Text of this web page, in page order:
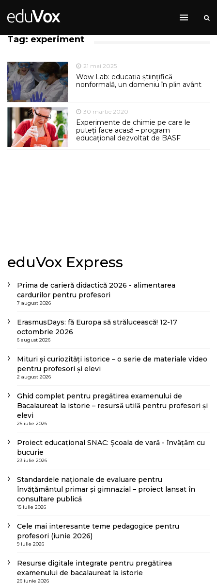
Tag: experiment
21 mai 2025
Wow Lab: educația științifică
nonformală, un domeniu în plin avânt
30 martie 2020
Experimente de chimie pe care le
puteți face acasă – program
educațional dezvoltat de BASF
eduVox Express
Prima de carieră didactică 2026 - alimentarea
cardurilor pentru profesori
7 august 2026
ErasmusDays: fă Europa să strălucească! 12-17
octombrie 2026
6 august 2026
Mituri și curiozități istorice – o serie de materiale video
pentru profesori și elevi
2 august 2026
Ghid complet pentru pregătirea examenului de
Bacalaureat la istorie – resursă utilă pentru profesori și
elevi
25 iulie 2026
Proiect educațional SNAC: Școala de vară - învățăm cu
bucurie
23 iulie 2026
Standardele naționale de evaluare pentru
învățământul primar și gimnazial – proiect lansat în
consultare publică
15 iulie 2026
Cele mai interesante teme pedagogice pentru
profesori (iunie 2026)
9 iulie 2026
Resurse digitale integrate pentru pregătirea
examenului de bacalaureat la istorie
26 iunie 2026